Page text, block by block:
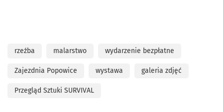
rzeźba malarstwo wydarzenie bezpłatne
Zajezdnia Popowice wystawa galeria zdjęć
Przegląd Sztuki SURVIVAL